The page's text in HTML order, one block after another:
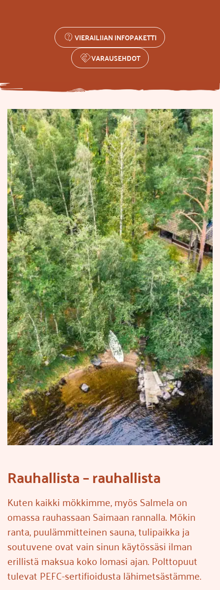
VIERAILIJAN INFOPAKETTI
VARAUSEHDOT
Rauhallista – rauhallista
Kuten kaikki mökkimme, myös Salmela on
omassa rauhassaan Saimaan rannalla. Mökin
ranta, puulämmitteinen sauna, tulipaikka ja
soutuvene ovat vain sinun käytössäsi ilman
erillistä maksua koko lomasi ajan. Polttopuut
tulevat PEFC-sertifioidusta lähimetsästämme.